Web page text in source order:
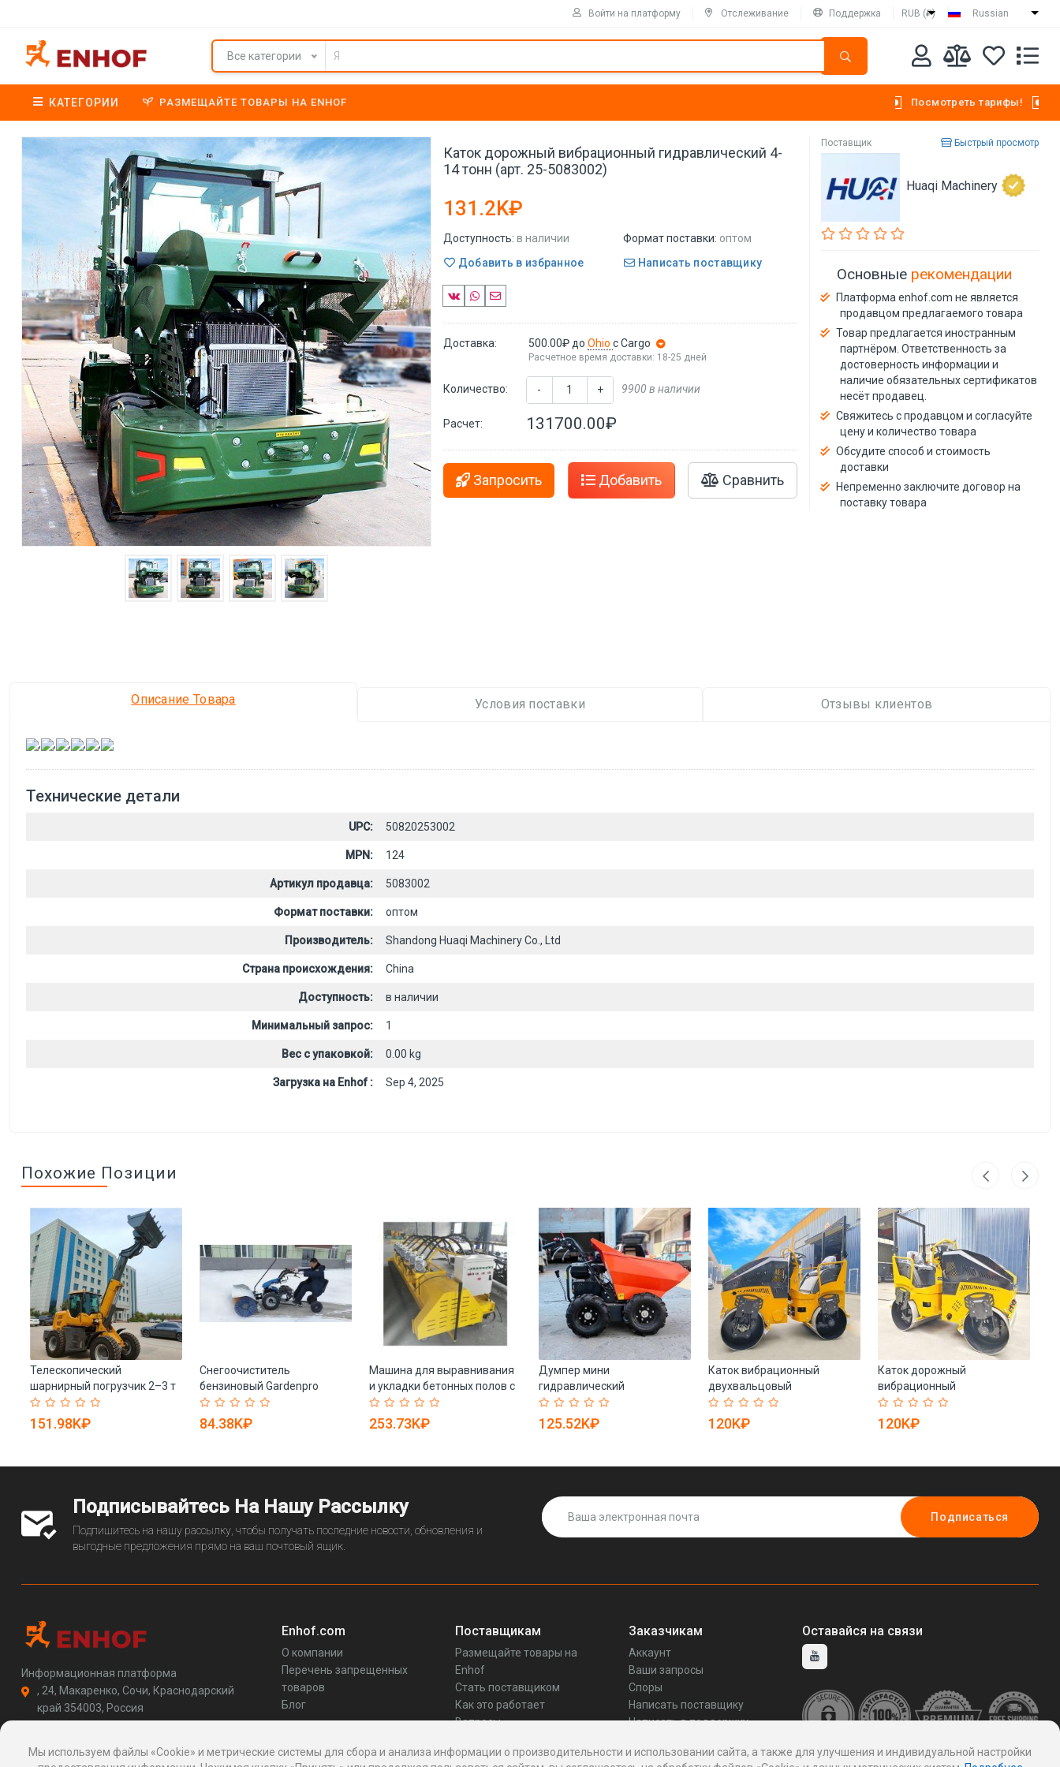
Войти на платформу Отслеживание Поддержка RUB (₽) Russian
Все категории
КАТЕГОРИИ РАЗМЕЩАЙТЕ ТОВАРЫ НА ENHOF Посмотреть тарифы!
Каток дорожный вибрационный гидравлический 4-
14 тонн (арт. 25-5083002)
131.2K₽
Доступность: в наличии Формат поставки: оптом
Добавить в избранное
Написать поставщику
Доставка: 500.00₽ доOhioс Cargo
Расчетное время доставки: 18-25 дней
Количество: - + 9900 в наличии
Расчет: 131700.00₽
Запросить Добавить Сравнить
Поставщик Быстрый просмотр
Huaqi Machinery
Основные рекомендации
Платформа enhof.com не является
продавцом предлагаемого товара
Товар предлагается иностранным
партнёром. Ответственность за
достоверность информации и
наличие обязательных сертификатов
несёт продавец.
Свяжитесь с продавцом и согласуйте
цену и количество товара
Обсудите способ и стоимость
доставки
Непременно заключите договор на
поставку товара
Описание Товара Условия поставки Отзывы клиентов
, , , , ,
Технические детали
UPC: 50820253002
MPN: 124
Артикул продавца: 5083002
Формат поставки: оптом
Производитель: Shandong Huaqi Machinery Co., Ltd
Страна происхождения: China
Доступность: в наличии
Минимальный запрос: 1
Вес с упаковкой: 0.00 kg
Загрузка на Enhof : Sep 4, 2025
Похожие Позиции
Телескопический
шарнирный погрузчик 2–3 т
с увеличенной
грузоподъемностью (арт.
151.98K₽
Снегоочиститель
бензиновый Gardenpro
двигатель 15 л.с.
высокопроизводительный
84.38K₽
Машина для выравнивания
и укладки бетонных полов с
вибрацией и опорной рамой
(арт. 25-12062296)
253.73K₽
Думпер мини
гидравлический
саморазгружающийся 300 кг
(арт. 25-5083294)
125.52K₽
Каток вибрационный
двухвальцовый
гидравлический для
асфальта (арт. 25-5082940)
120K₽
Каток дорожный
вибрационный
двухвальцовый 1-3 тонны
(арт. 25-5083011)
120K₽
Подписывайтесь На Нашу Рассылку
Подпишитесь на нашу рассылку, чтобы получать последние новости, обновления и
выгодные предложения прямо на ваш почтовый ящик.
Подписаться
Информационная платформа
, 24, Макаренко, Сочи, Краснодарский
край 354003, Россия
http://enhof.com
Enhof.com
О компании
Перечень запрещенных
товаров
Блог
Поставщикам
Размещайте товары на
Enhof
Стать поставщиком
Как это работает
Вопросы
Заказчикам
Аккаунт
Ваши запросы
Споры
Написать поставщику
Написать в поддержку
Оставайся на связи
Мы используем файлы «Cookie» и метрические системы для сбора и анализа информации о производительности и использовании сайта, а также для улучшения и индивидуальной настройки